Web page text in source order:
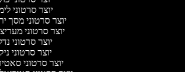
יוצר סרטוני
יוצר סרטוני מסך
יוצר סרטוני
יוצר סרטוני
יוצר סרטוני
יוצר סרטוני